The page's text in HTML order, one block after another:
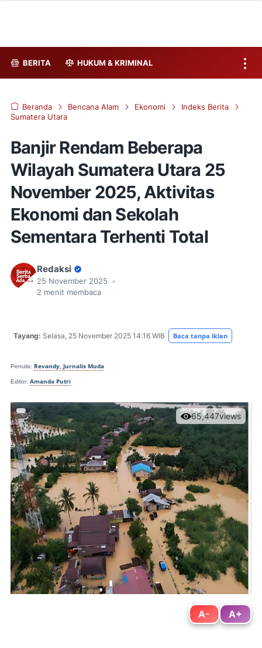
BERITA HUKUM & KRIMINAL
Beranda Bencana Alam Ekonomi
Indeks Berita
Sumatera Utara
Banjir Rendam Beberapa
Wilayah Sumatera Utara 25
November 2025, Aktivitas
Ekonomi dan Sekolah
Sementara Terhenti Total
Redaksi
25 November 2025
•
2 menit membaca
Tayang: Selasa, 25 November 2025 14:16 WIB Baca tanpa iklan
Penulis: Revandy, Jurnalis Muda
Editor: Amanda Putri
A- A+
65,447views